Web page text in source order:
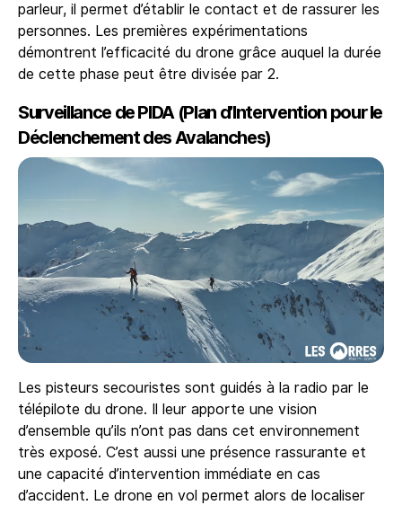
parleur, il permet d’établir le contact et de rassurer les
personnes. Les premières expérimentations
démontrent l’efficacité du drone grâce auquel la durée
de cette phase peut être divisée par 2.
Surveillance de PIDA (Plan d’Intervention pour le
Déclenchement des Avalanches)
Les pisteurs secouristes sont guidés à la radio par le
télépilote du drone. Il leur apporte une vision
d’ensemble qu’ils n’ont pas dans cet environnement
très exposé. C’est aussi une présence rassurante et
une capacité d’intervention immédiate en cas
d’accident. Le drone en vol permet alors de localiser